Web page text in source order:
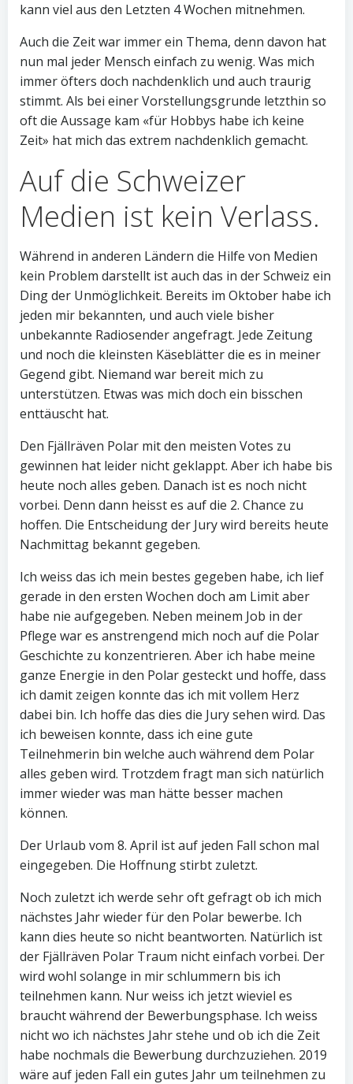
kann viel aus den Letzten 4 Wochen mitnehmen.
Auch die Zeit war immer ein Thema, denn davon hat
nun mal jeder Mensch einfach zu wenig. Was mich
immer öfters doch nachdenklich und auch traurig
stimmt. Als bei einer Vorstellungsgrunde letzthin so
oft die Aussage kam «für Hobbys habe ich keine
Zeit» hat mich das extrem nachdenklich gemacht.
Auf die Schweizer
Medien ist kein Verlass.
Während in anderen Ländern die Hilfe von Medien
kein Problem darstellt ist auch das in der Schweiz ein
Ding der Unmöglichkeit. Bereits im Oktober habe ich
jeden mir bekannten, und auch viele bisher
unbekannte Radiosender angefragt. Jede Zeitung
und noch die kleinsten Käseblätter die es in meiner
Gegend gibt. Niemand war bereit mich zu
unterstützen. Etwas was mich doch ein bisschen
enttäuscht hat.
Den Fjällräven Polar mit den meisten Votes zu
gewinnen hat leider nicht geklappt. Aber ich habe bis
heute noch alles geben. Danach ist es noch nicht
vorbei. Denn dann heisst es auf die 2. Chance zu
hoffen. Die Entscheidung der Jury wird bereits heute
Nachmittag bekannt gegeben.
Ich weiss das ich mein bestes gegeben habe, ich lief
gerade in den ersten Wochen doch am Limit aber
habe nie aufgegeben. Neben meinem Job in der
Pflege war es anstrengend mich noch auf die Polar
Geschichte zu konzentrieren. Aber ich habe meine
ganze Energie in den Polar gesteckt und hoffe, dass
ich damit zeigen konnte das ich mit vollem Herz
dabei bin. Ich hoffe das dies die Jury sehen wird. Das
ich beweisen konnte, dass ich eine gute
Teilnehmerin bin welche auch während dem Polar
alles geben wird. Trotzdem fragt man sich natürlich
immer wieder was man hätte besser machen
können.
Der Urlaub vom 8. April ist auf jeden Fall schon mal
eingegeben. Die Hoffnung stirbt zuletzt.
Noch zuletzt ich werde sehr oft gefragt ob ich mich
nächstes Jahr wieder für den Polar bewerbe. Ich
kann dies heute so nicht beantworten. Natürlich ist
der Fjällräven Polar Traum nicht einfach vorbei. Der
wird wohl solange in mir schlummern bis ich
teilnehmen kann. Nur weiss ich jetzt wieviel es
braucht während der Bewerbungsphase. Ich weiss
nicht wo ich nächstes Jahr stehe und ob ich die Zeit
habe nochmals die Bewerbung durchzuziehen. 2019
wäre auf jeden Fall ein gutes Jahr um teilnehmen zu